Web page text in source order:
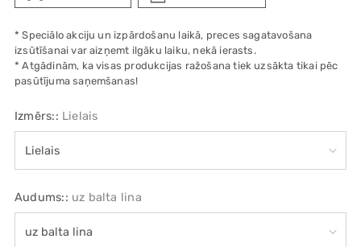
* Speciālo akciju un izpārdošanu laikā, preces sagatavošana
izsūtīšanai var aizņemt ilgāku laiku, nekā ierasts.
* Atgādinām, ka visas produkcijas ražošana tiek uzsākta tikai pēc
pasūtījuma saņemšanas!
Izmērs:: Lielais
Audums:: uz balta lina